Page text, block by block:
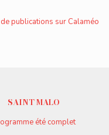
publications sur Calaméo
SAINT MALO
été complet